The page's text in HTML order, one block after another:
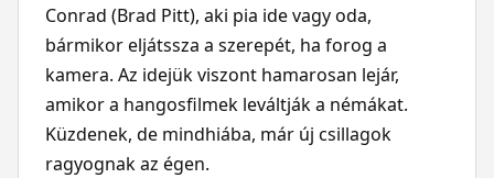
Conrad (Brad Pitt), aki pia ide vagy oda,
bármikor eljátssza a szerepét, ha forog a
kamera. Az idejük viszont hamarosan lejár,
amikor a hangosfilmek leváltják a némákat.
Küzdenek, de mindhiába, már új csillagok
ragyognak az égen.